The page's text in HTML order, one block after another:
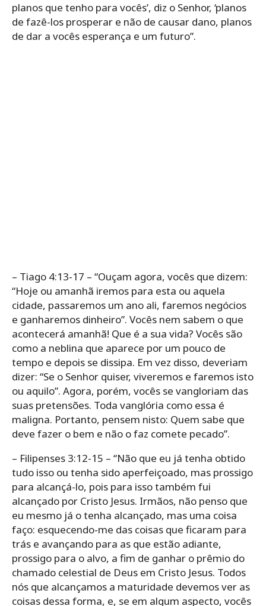
planos que tenho para vocês’, diz o Senhor, ‘planos
de fazê-los prosperar e não de causar dano, planos
de dar a vocês esperança e um futuro”.
– Tiago 4:13-17 – “Ouçam agora, vocês que dizem:
“Hoje ou amanhã iremos para esta ou aquela
cidade, passaremos um ano ali, faremos negócios
e ganharemos dinheiro”. Vocês nem sabem o que
acontecerá amanhã! Que é a sua vida? Vocês são
como a neblina que aparece por um pouco de
tempo e depois se dissipa. Em vez disso, deveriam
dizer: “Se o Senhor quiser, viveremos e faremos isto
ou aquilo”. Agora, porém, vocês se vangloriam das
suas pretensões. Toda vanglória como essa é
maligna. Portanto, pensem nisto: Quem sabe que
deve fazer o bem e não o faz comete pecado”.
– Filipenses 3:12-15 – “Não que eu já tenha obtido
tudo isso ou tenha sido aperfeiçoado, mas prossigo
para alcançá-lo, pois para isso também fui
alcançado por Cristo Jesus. Irmãos, não penso que
eu mesmo já o tenha alcançado, mas uma coisa
faço: esquecendo-me das coisas que ficaram para
trás e avançando para as que estão adiante,
prossigo para o alvo, a fim de ganhar o prêmio do
chamado celestial de Deus em Cristo Jesus. Todos
nós que alcançamos a maturidade devemos ver as
coisas dessa forma, e, se em algum aspecto, vocês